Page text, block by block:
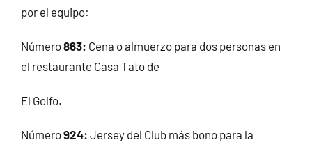
por el equipo:
Número863: Cena o almuerzo para dos personas en
el restaurante Casa Tato de
El Golfo.
Número924: Jersey del Club más bono para la